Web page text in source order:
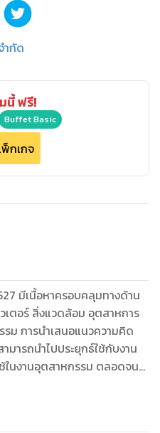
ำกัด
นี้ ฟรี!
Buffet Basic
กเกจ
มีเนื้อหาครอบคลุมทางด้าน
ตอร์ สิ่งแวดล้อม อุตสาหการ
รม การนำเสนอแนวความคิด
มารถนำไปประยุกธ์ใช้กับงาน
ในงานอุตสาหกรรม ตลอดจน
านวิศวกรรม จากผู้ผลิต และผู้